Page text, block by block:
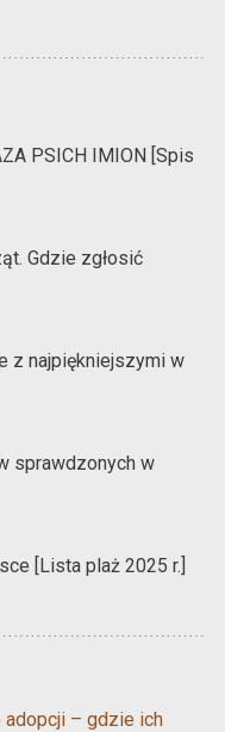
PSICH IMION [Spis
Gdzie zgłosić
z najpiękniejszymi w
sprawdzonych w
[Lista plaż 2025 r.]
– gdzie ich